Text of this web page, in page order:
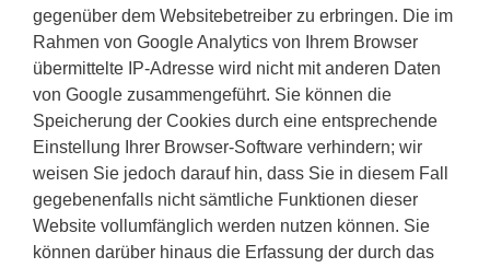
gegenüber dem Websitebetreiber zu erbringen. Die im
Rahmen von Google Analytics von Ihrem Browser
übermittelte IP-Adresse wird nicht mit anderen Daten
von Google zusammengeführt. Sie können die
Speicherung der Cookies durch eine entsprechende
Einstellung Ihrer Browser-Software verhindern; wir
weisen Sie jedoch darauf hin, dass Sie in diesem Fall
gegebenenfalls nicht sämtliche Funktionen dieser
Website vollumfänglich werden nutzen können. Sie
können darüber hinaus die Erfassung der durch das